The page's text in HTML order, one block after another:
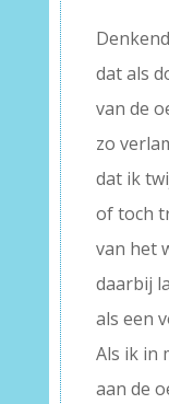
dat als
van de
zo
dat ik
of toch
van het
daarbij
als een
Als ik in
aan de